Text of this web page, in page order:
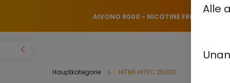
Alle
AIVONO 8000 - NICOTINE FREE 0%
Hauptkategorie HITME HITEC 25000